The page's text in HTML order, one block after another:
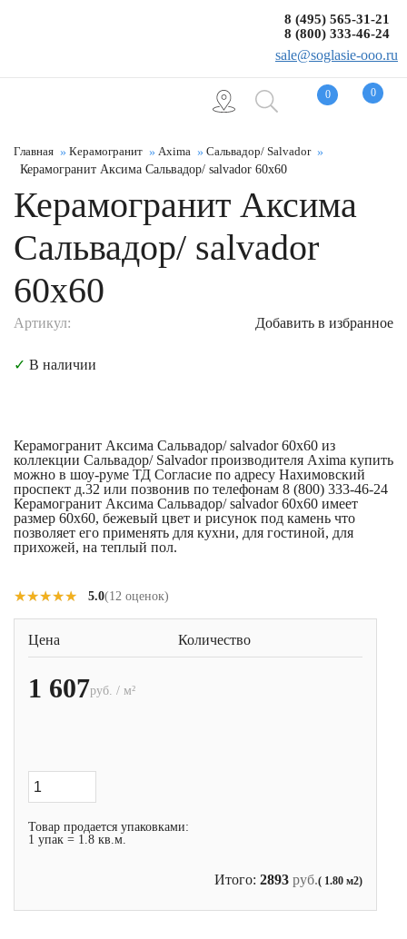
0 0
8 (495) 565-31-21
8 (800) 333-46-24
sale@soglasie-ooo.ru
Главная Керамогранит Axima
Сальвадор/ Salvador
Керамогранит Аксима Сальвадор/ salvador 60x60
Керамогранит Аксима
Сальвадор/ salvador
60x60
Артикул: Добавить в избранное
✓ В наличии
Керамогранит Аксима Сальвадор/ salvador 60x60 из
коллекции Сальвадор/ Salvador производителя Axima купить
можно в шоу-руме ТД Согласие по адресу Нахимовский
проспект д.32 или позвонив по телефонам 8 (800) 333-46-24
Керамогранит Аксима Сальвадор/ salvador 60x60 имеет
размер 60x60, бежевый цвет и рисунок под камень что
позволяет его применять для кухни, для гостиной, для
прихожей, на теплый пол.
★★★★★
★★★★★ 5.0(12 оценок)
Цена Количество
1 607руб. / м²
Товар продается упаковками:
1 упак = 1.8 кв.м.
Итого: 2893 руб.( 1.80 м2)